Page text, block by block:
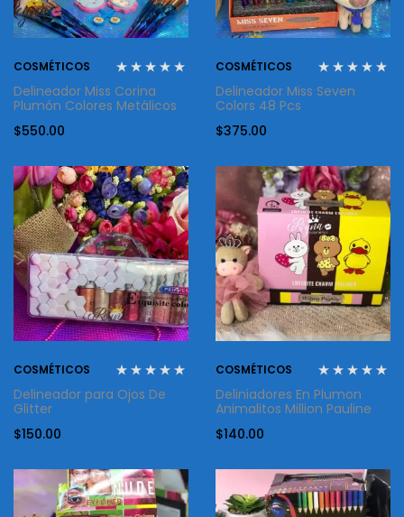
COSMÉTICOS
Delineador Miss Corina
Plumón Colores Metálicos
$550.00
COSMÉTICOS
Delineador Miss Seven
Colors 48 Pcs
$375.00
COSMÉTICOS
Delineador para Ojos De
Glitter
$150.00
COSMÉTICOS
Deliniadores En Plumon
Animalitos Million Pauline
$140.00